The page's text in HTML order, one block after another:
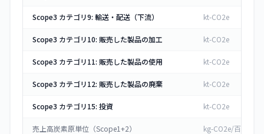
Scope3 カテゴリ9: 輸送・配送（下流） kt-CO2e
Scope3 カテゴリ10: 販売した製品の加工 kt-CO2e
Scope3 カテゴリ11: 販売した製品の使用 kt-CO2e
Scope3 カテゴリ12: 販売した製品の廃棄 kt-CO2e
Scope3 カテゴリ15: 投資 kt-CO2e
売上高炭素原単位（Scope1+2） kg-CO2e/百万円